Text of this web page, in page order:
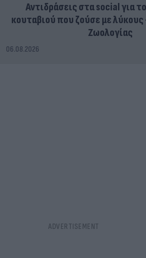
Αντιδράσεις στα social για
κουταβιού που ζούσε με λύκους
Ζωολογίας
06.08.2026